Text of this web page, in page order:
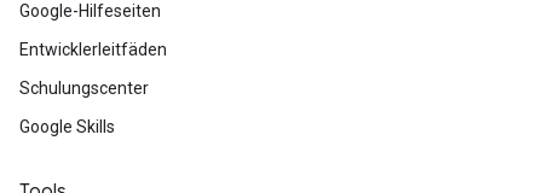
Google-Hilfeseiten
Entwicklerleitfäden
Schulungscenter
Google Skills